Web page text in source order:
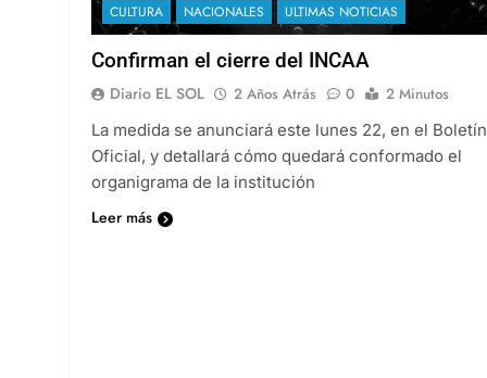
CULTURA NACIONALES ULTIMAS NOTICIAS
Confirman el cierre del INCAA
Diario EL SOL 2 Años Atrás 0
2 Minutos
La medida se anunciará este lunes 22, en el Boletín
Oficial, y detallará cómo quedará conformado el
organigrama de la institución
Leer más